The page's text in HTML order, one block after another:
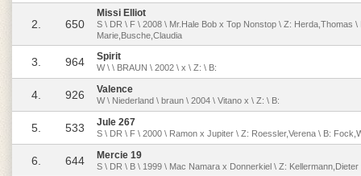
2. 650
Missi Elliot
S \ DR \ F \ 2008 \ Mr.Hale Bob x Top Nonstop \ Z: Herda,Thomas \
Marie,Busche,Claudia
3. 964 Spirit
W \ \ BRAUN \ 2002 \ x \ Z: \ B:
4. 926 Valence
W \ Niederland \ braun \ 2004 \ Vitano x \ Z: \ B:
5. 533 Jule 267
S \ DR \ F \ 2000 \ Ramon x Jupiter \ Z: Roessler,Verena \ B:
6. 644 Mercie 19
S \ DR \ B \ 1999 \ Mac Namara x Donnerkiel \ Z: